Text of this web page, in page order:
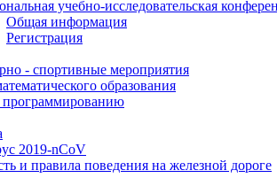
учебно-исследовательская
Общая информация
Регистрация
- спортивные мероприятия
образования
2019-nCoV
и правила поведения на железной дороге